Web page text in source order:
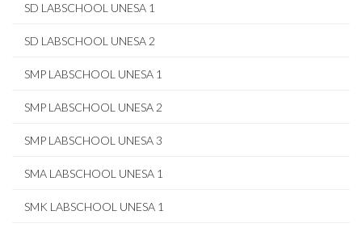
SD LABSCHOOL UNESA 1
SD LABSCHOOL UNESA 2
SMP LABSCHOOL UNESA 1
SMP LABSCHOOL UNESA 2
SMP LABSCHOOL UNESA 3
SMA LABSCHOOL UNESA 1
SMK LABSCHOOL UNESA 1